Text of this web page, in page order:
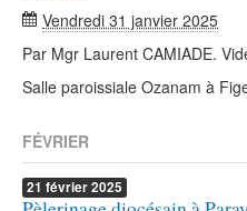
Vendredi 31 janvier 2025
Par Mgr Laurent CAMIADE.
Salle paroissiale Ozanam à
FÉVRIER
21 février2025